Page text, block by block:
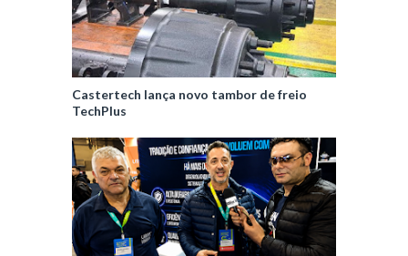
Castertech lança novo tambor de freio
TechPlus